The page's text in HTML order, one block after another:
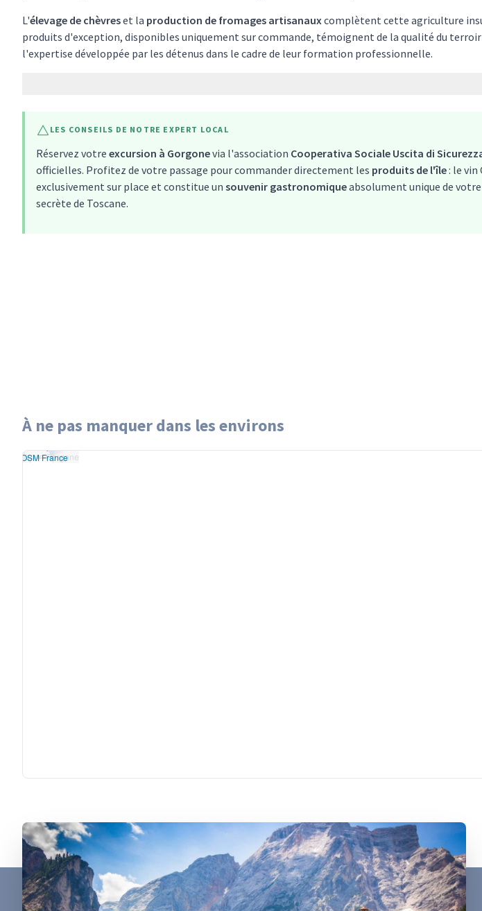
L'élevage de chèvreset la production de fromages artisanauxcomplètent cette agriculture
produits d'exception, disponibles uniquement sur commande, témoignent de la qualité du terroir
l'expertise développée par les détenus dans le cadre de leur formation professionnelle.
LES CONSEILS DE NOTRE EXPERT LOCAL
Réservez votre excursion à Gorgonevia l'association Cooperativa Sociale Uscita di
officielles. Profitez de votre passage pour commander directement les produits de l'île: le vin
exclusivement sur place et constitue un souvenir gastronomiqueabsolument unique de
secrète de Toscane.
À ne pas manquer dans les environs
Île de Gorgone
Leaflet | données ©
OSM France
Île de Gorgone